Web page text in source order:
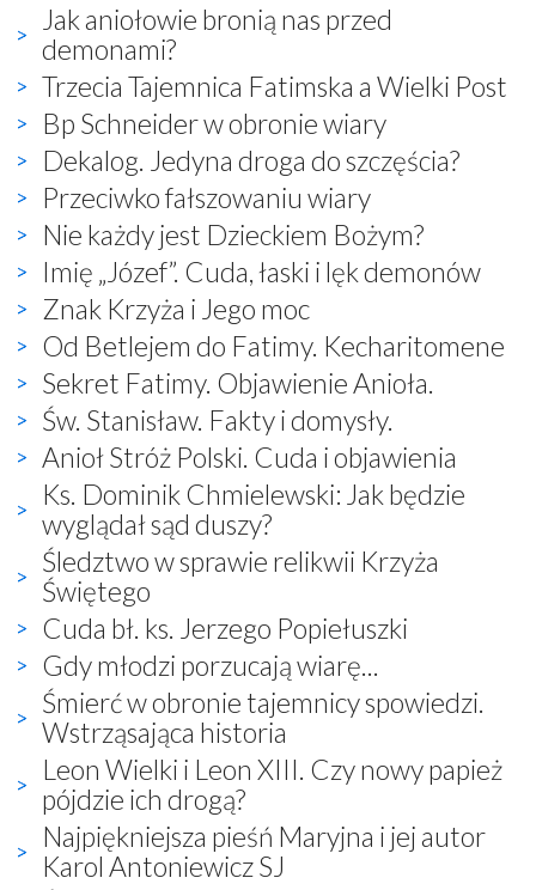
Jak aniołowie bronią nas przed
demonami?
Trzecia Tajemnica Fatimska a Wielki Post
Bp Schneider w obronie wiary
Dekalog. Jedyna droga do szczęścia?
Przeciwko fałszowaniu wiary
Nie każdy jest Dzieckiem Bożym?
Imię „Józef”. Cuda, łaski i lęk demonów
Znak Krzyża i Jego moc
Od Betlejem do Fatimy. Kecharitomene
Sekret Fatimy. Objawienie Anioła.
Św. Stanisław. Fakty i domysły.
Anioł Stróż Polski. Cuda i objawienia
Ks. Dominik Chmielewski: Jak będzie
wyglądał sąd duszy?
Śledztwo w sprawie relikwii Krzyża
Świętego
Cuda bł. ks. Jerzego Popiełuszki
Gdy młodzi porzucają wiarę...
Śmierć w obronie tajemnicy spowiedzi.
Wstrząsająca historia
Leon Wielki i Leon XIII. Czy nowy papież
pójdzie ich drogą?
Najpiękniejsza pieśń Maryjna i jej autor
Karol Antoniewicz SJ